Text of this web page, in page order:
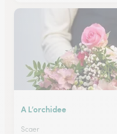
A L’orchidee
Scaer